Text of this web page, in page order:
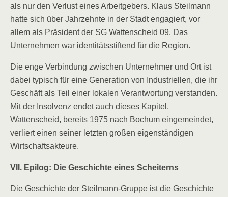
als nur den Verlust eines Arbeitgebers. Klaus Steilmann
hatte sich über Jahrzehnte in der Stadt engagiert, vor
allem als Präsident der SG Wattenscheid 09. Das
Unternehmen war identitätsstiftend für die Region.
Die enge Verbindung zwischen Unternehmer und Ort ist
dabei typisch für eine Generation von Industriellen, die ihr
Geschäft als Teil einer lokalen Verantwortung verstanden.
Mit der Insolvenz endet auch dieses Kapitel.
Wattenscheid, bereits 1975 nach Bochum eingemeindet,
verliert einen seiner letzten großen eigenständigen
Wirtschaftsakteure.
VII. Epilog: Die Geschichte eines Scheiterns
Die Geschichte der Steilmann-Gruppe ist die Geschichte